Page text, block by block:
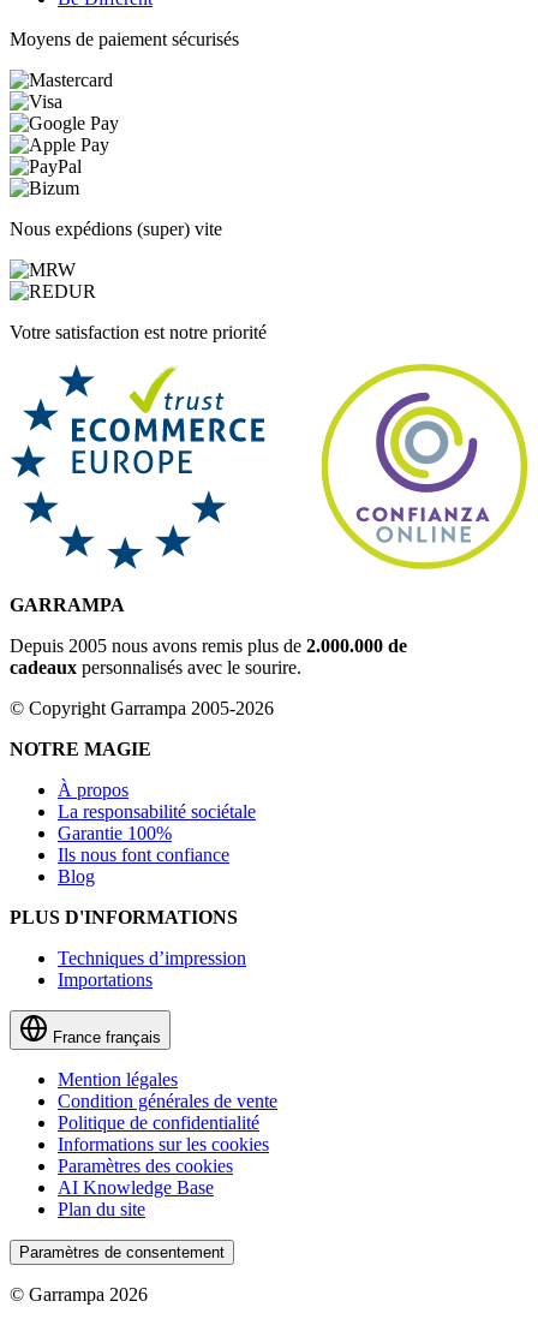
Moyens de paiement sécurisés
Nous expédions (super) vite
Votre satisfaction est notre priorité
GARRAMPA
Depuis 2005 nous avons remis plus de 2.000.000 de
cadeaux personnalisés avec le sourire.
© Copyright Garrampa 2005-2026
NOTRE MAGIE
À propos
La responsabilité sociétale
Garantie 100%
Ils nous font confiance
Blog
PLUS D'INFORMATIONS
Techniques d’impression
Importations
France français
Mention légales
Condition générales de vente
Politique de confidentialité
Informations sur les cookies
Paramètres des cookies
AI Knowledge Base
Plan du site
Paramètres de consentement
© Garrampa 2026